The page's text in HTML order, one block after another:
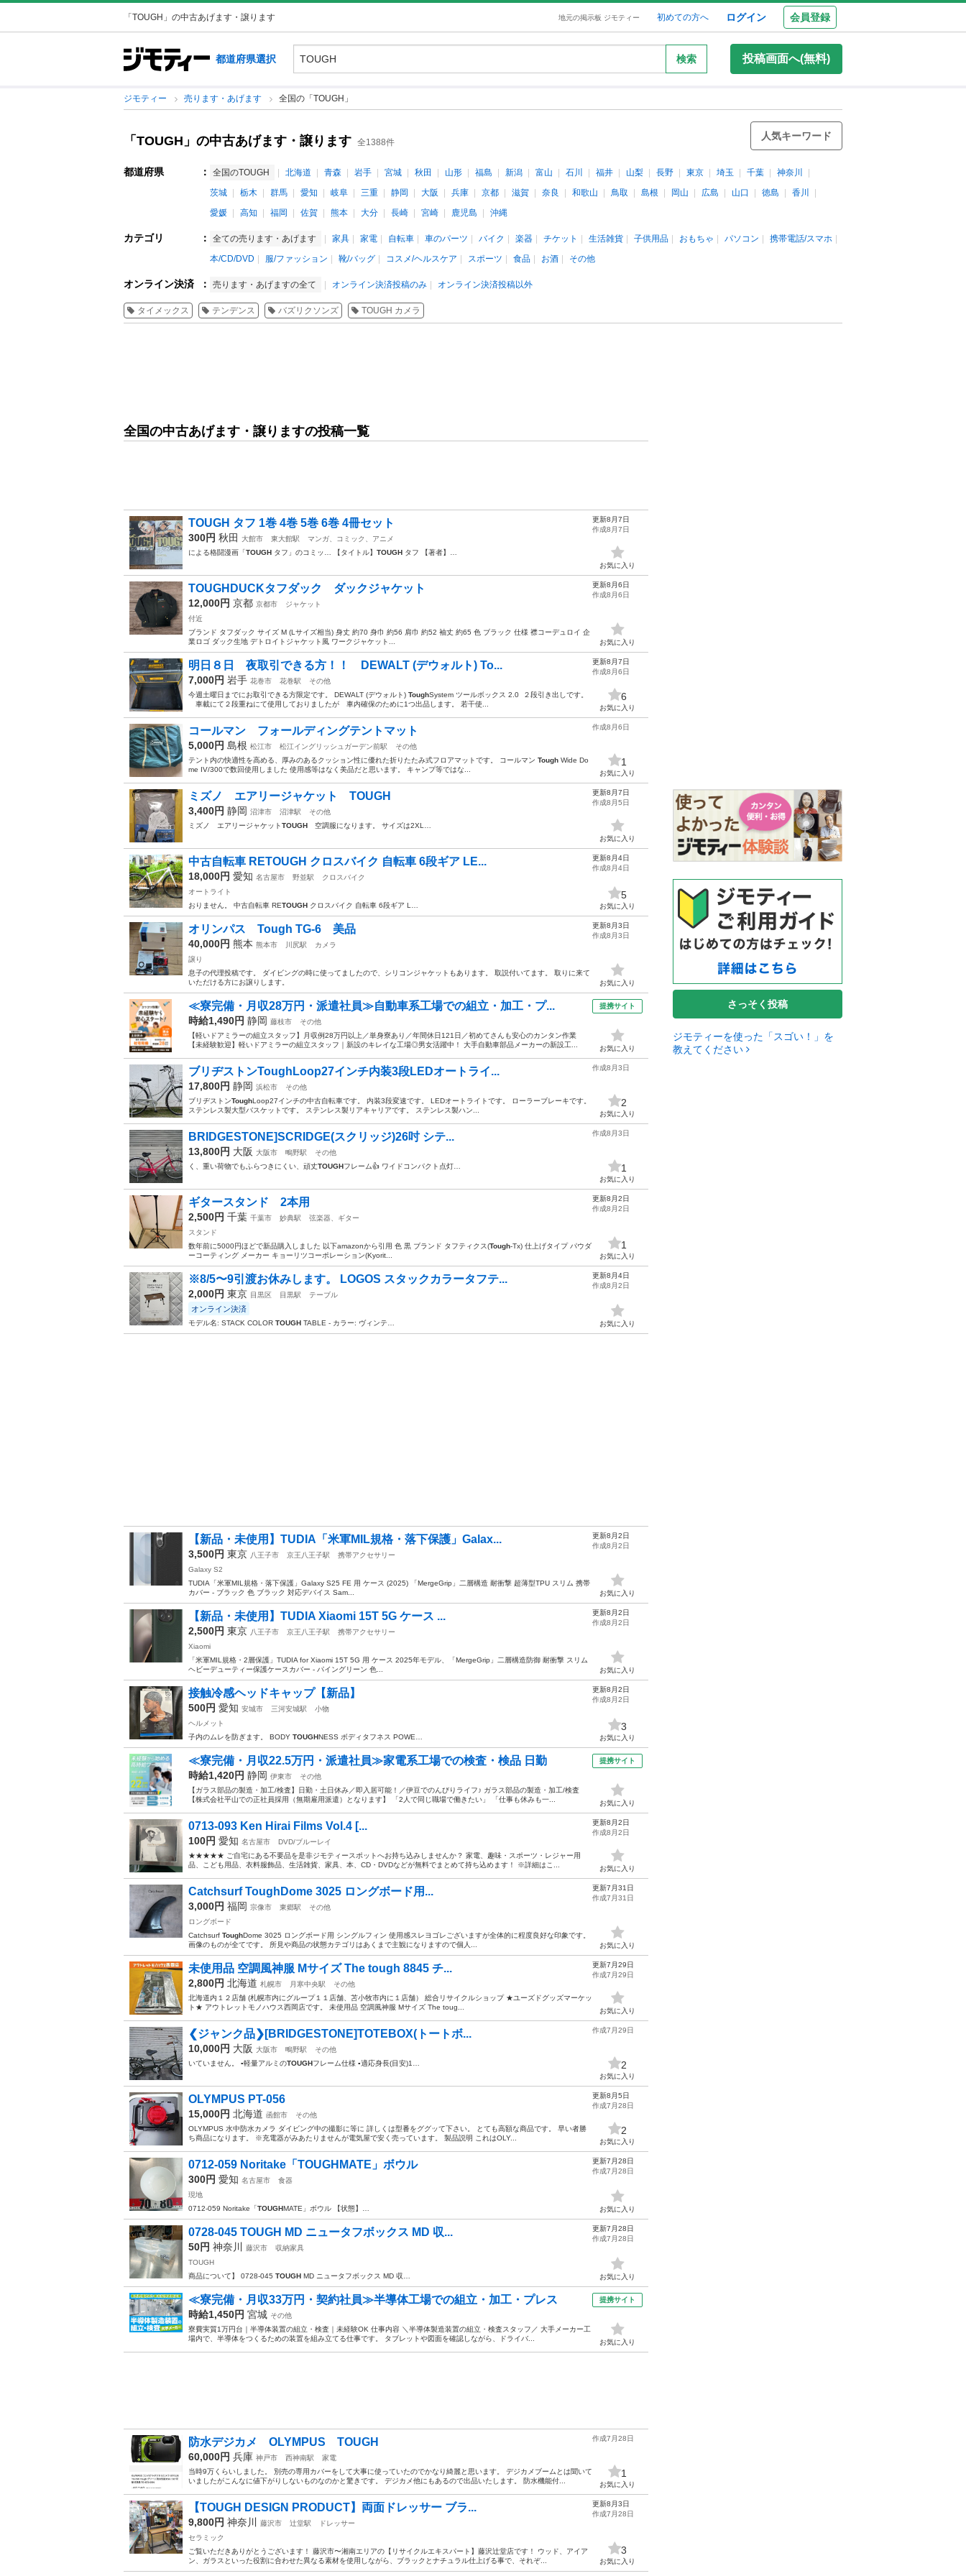
「TOUGH」の中古あげます・譲ります 地元の掲示板 ジモティー 初めての方へ ログイン 会員登録
都道府県選択 検索 投稿画面へ(無料)
ジモティー 売ります・あげます 全国の「TOUGH」
「TOUGH」の中古あげます・譲ります 全1388件
人気キーワード
都道府県 ： 全国のTOUGH 北海道 青森 岩手 宮城 秋田 山形 福島 新潟 富山 石川 福井 山梨 長野 東京 埼玉 千葉
神奈川
茨城
栃木 群馬 愛知 岐阜 三重 静岡 大阪 兵庫 京都 滋賀 奈良 和歌山 鳥取 島根 岡山 広島 山口 徳島
香川
愛媛
高知 福岡 佐賀 熊本 大分 長崎 宮崎 鹿児島 沖縄
カテゴリ ： 全ての売ります・あげます 家具 家電 自転車 車のパーツ バイク 楽器 チケット 生活雑貨 子供用品 おもちゃ パソコン
携帯電話/スマホ
本/CD/DVD
服/ファッション 靴/バッグ コスメ/ヘルスケア スポーツ 食品 お酒 その他
オンライン決済 ： 売ります・あげますの全て オンライン決済投稿のみ オンライン決済投稿以外
タイメックス テンデンス バズリクソンズ TOUGH カメラ
全国の中古あげます・譲りますの投稿一覧
TOUGH タフ 1巻 4巻 5巻 6巻 4冊セット
300円 秋田 大館市 東大館駅
マンガ、コミック、アニメ
による格闘漫画「TOUGH タフ」のコミッ… 【タイトル】 TOUGH タフ 【著者】…
更新8月7日
作成8月7日
お気に入り
TOUGHDUCKタフダック ダックジャケット
12,000円 京都 京都市
ジャケット
付近
ブランド タフダック サイズ M (Lサイズ相当) 身丈 約70 身巾 約56 肩巾 約52 袖丈 約65 色 ブラック 仕様 襟コーデュロイ 企
業ロゴ ダック生地 デトロイトジャケット風 ワークジャケット...
更新8月6日
作成8月6日
お気に入り
明日８日 夜取引できる方！！ DEWALT (デウォルト) To...
7,000円 岩手 花巻市 花巻駅
その他
今週土曜日までにお取引できる方限定です。 DEWALT (デウォルト) ToughSystem ツールボックス 2.0 ２段引き出しです。
車載にて２段重ねにて使用しておりましたが 車内確保のために1つ出品します。 若干使...
更新8月7日
作成8月6日
6
お気に入り
コールマン フォールディングテントマット
5,000円 島根 松江市 松江イングリッシュガーデン前駅
その他
テント内の快適性を高める、厚みのあるクッション性に優れた折りたたみ式フロアマットです。 コールマン Tough Wide Do
me IV/300で数回使用しました 使用感等はなく美品だと思います。 キャンプ等ではな...
作成8月6日
1
お気に入り
ミズノ エアリージャケット TOUGH
3,400円 静岡 沼津市 沼津駅
その他
ミズノ エアリージャケットTOUGH 空調服になります。 サイズは2XL…
更新8月7日
作成8月5日
お気に入り
中古自転車 RETOUGH クロスバイク 自転車 6段ギア LE...
18,000円 愛知 名古屋市 野並駅
クロスバイク
オートライト
おりません。 中古自転車 RETOUGH クロスバイク 自転車 6段ギア L…
更新8月4日
作成8月4日
5
お気に入り
オリンパス Tough TG-6 美品
40,000円 熊本 熊本市 川尻駅
カメラ
譲り
息子の代理投稿です。 ダイビングの時に使ってましたので、シリコンジャケットもあります。 取説付いてます。 取りに来て
いただける方にお譲りします。
更新8月3日
作成8月3日
お気に入り
≪寮完備・月収28万円・派遣社員≫自動車系工場での組立・加工・プ...
時給1,490円 静岡 藤枝市
その他
【軽いドアミラーの組立スタッフ】月収例28万円以上／単身寮あり／年間休日121日／初めてさんも安心のカンタン作業
【未経験歓迎】軽いドアミラーの組立スタッフ｜新設のキレイな工場◎男女活躍中！ 大手自動車部品メーカーの新設工...
提携サイト
お気に入り
ブリヂストンToughLoop27インチ内装3段LEDオートライ...
17,800円 静岡 浜松市
その他
ブリヂストンToughLoop27インチの中古自転車です。 内装3段変速です。 LEDオートライトです。 ローラーブレーキです。
ステンレス製大型バスケットです。 ステンレス製リアキャリアです。 ステンレス製ハン...
作成8月3日
2
お気に入り
BRIDGESTONE]SCRIDGE(スクリッジ)26吋 シテ...
13,800円 大阪 大阪市 鴫野駅
その他
く、重い荷物でもふらつきにくい、頑丈TOUGHフレーム👍️ ワイドコンパクト点灯…
作成8月3日
1
お気に入り
ギタースタンド 2本用
2,500円 千葉 千葉市 妙典駅
弦楽器、ギター
スタンド
数年前に5000円ほどで新品購入しました 以下amazonから引用 色 黒 ブランド タフティクス(Tough-Tx) 仕上げタイプ パウダ
ーコーティング メーカー キョーリツコーポレーション(Kyorit...
更新8月2日
作成8月2日
1
お気に入り
※8/5〜9引渡お休みします。 LOGOS スタックカラータフテ...
2,000円 東京 目黒区 目黒駅 テーブル
オンライン決済
モデル名: STACK COLOR TOUGH TABLE - カラー: ヴィンテ…
更新8月4日
作成8月2日
お気に入り
【新品・未使用】TUDIA「米軍MIL規格・落下保護」Galax...
3,500円 東京 八王子市 京王八王子駅
携帯アクセサリー
Galaxy S2
TUDIA「米軍MIL規格・落下保護」Galaxy S25 FE 用 ケース (2025) 「MergeGrip」二層構造 耐衝撃 超薄型TPU スリム 携帯
カバー - ブラック 色 ブラック 対応デバイス Sam...
更新8月2日
作成8月2日
お気に入り
【新品・未使用】TUDIA Xiaomi 15T 5G ケース ...
2,500円 東京 八王子市 京王八王子駅
携帯アクセサリー
Xiaomi
「米軍MIL規格・2層保護」TUDIA for Xiaomi 15T 5G 用 ケース 2025年モデル、「MergeGrip」二層構造防御 耐衝撃 スリム
ヘビーデューティー保護ケースカバー - パイングリーン 色...
更新8月2日
作成8月2日
お気に入り
接触冷感ヘッドキャップ【新品】
500円 愛知 安城市 三河安城駅
小物
ヘルメット
子内のムレを防ぎます。 BODY TOUGHNESS ボディタフネス POWE…
更新8月2日
作成8月2日
3
お気に入り
≪寮完備・月収22.5万円・派遣社員≫家電系工場での検査・検品 日勤
時給1,420円 静岡 伊東市
その他
【ガラス部品の製造・加工/検査】日勤・土日休み／即入居可能！／伊豆でのんびりライフ♪ ガラス部品の製造・加工/検査
【株式会社平山での正社員採用（無期雇用派遣）となります】 「2人で同じ職場で働きたい」 「仕事も休みも一...
提携サイト
お気に入り
0713-093 Ken Hirai Films Vol.4 [...
100円 愛知 名古屋市
DVD/ブルーレイ
★★★★★ ご自宅にある不要品を是非ジモティースポットへお持ち込みしませんか？ 家電、趣味・スポーツ・レジャー用
品、こども用品、衣料服飾品、生活雑貨、家具、本、CD・DVDなどが無料でまとめて持ち込めます！ ※詳細はこ...
更新8月2日
作成8月2日
お気に入り
Catchsurf ToughDome 3025 ロングボード用...
3,000円 福岡 宗像市 東郷駅
その他
ロングボード
Catchsurf ToughDome 3025 ロングボード用 シングルフィン 使用感スレヨゴレございますが全体的に程度良好な印象です。
画像のものが全てです。 所見や商品の状態カテゴリはあくまで主観になりますので個人...
更新7月31日
作成7月31日
お気に入り
未使用品 空調風神服 Mサイズ The tough 8845 チ...
2,800円 北海道 札幌市 月寒中央駅
その他
北海道内１２店舗 (札幌市内にグループ１１店舗、苫小牧市内に１店舗） 総合リサイクルショップ ★ユーズドグッズマーケッ
ト★ アウトレットモノハウス西岡店です。 未使用品 空調風神服 Mサイズ The toug...
更新7月29日
作成7月29日
お気に入り
❮ジャンク品❯[BRIDGESTONE]TOTEBOX(トートボ...
10,000円 大阪 大阪市 鴫野駅
その他
いていません。 ▪軽量アルミのTOUGHフレーム仕様 ▪適応身長(目安)1…
作成7月29日
2
お気に入り
OLYMPUS PT-056
15,000円 北海道 函館市
その他
OLYMPUS 水中防水カメラ ダイビング中の撮影に等に 詳しくは型番をググッて下さい。 とても高額な商品です。 早い者勝
ち商品になります。 ※充電器がみあたりませんが電気屋で安く売っています。 製品説明 これはOLY...
更新8月5日
作成7月28日
2
お気に入り
0712-059 Noritake「TOUGHMATE」ボウル
300円 愛知 名古屋市
食器
現地
0712-059 Noritake「TOUGHMATE」ボウル 【状態】…
更新7月28日
作成7月28日
お気に入り
0728-045 TOUGH MD ニュータフボックス MD 収...
50円 神奈川 藤沢市
収納家具
TOUGH
商品について】 0728-045 TOUGH MD ニュータフボックス MD 収…
更新7月28日
作成7月28日
お気に入り
≪寮完備・月収33万円・契約社員≫半導体工場での組立・加工・プレス
時給1,450円 宮城 その他
寮費実質1万円台｜半導体装置の組立・検査｜未経験OK 仕事内容 ＼半導体製造装置の組立・検査スタッフ／ 大手メーカー工
場内で、半導体をつくるための装置を組み立てる仕事です。 タブレットや図面を確認しながら、ドライバ...
提携サイト
お気に入り
防水デジカメ OLYMPUS TOUGH
60,000円 兵庫 神戸市 西神南駅
家電
当時9万くらいしました。 別売の専用カバーをして大事に使っていたのでかなり綺麗と思います。 デジカメブームとは聞いて
いましたがこんなに値下がりしないものなのかと驚きです。 デジカメ他にもあるので出品いたします。 防水機能付...
作成7月28日
1
お気に入り
【TOUGH DESIGN PRODUCT】両面ドレッサー ブラ...
9,800円 神奈川 藤沢市 辻堂駅
ドレッサー
セラミック
ご覧いただきありがとうございます！ 藤沢市〜湘南エリアの【リサイクルエキスパート】藤沢辻堂店です！ ウッド、アイア
ン、ガラスといった役割に合わせた異なる素材を使用しながら、ブラックとナチュラル仕上げる事で、それぞ...
更新8月3日
作成7月28日
3
お気に入り
さっそく投稿
ジモティーを使った「スゴい！」を
教えてください